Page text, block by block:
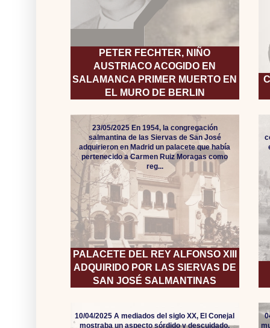
PETER FECHTER, NIÑO
AUSTRIACO ACOGIDO EN
SALAMANCA PRIMER MUERTO EN
EL MURO DE BERLIN
PALACETE DEL REY ALFONSO XIII
ADQUIRIDO POR LAS SIERVAS DE
SAN JOSÉ SALMANTINAS
23/05/2025 En 1954, la congregación
salmantina de las Siervas de San José
adquirieron en Madrid un palacete que había
pertenecido a Carmen Ruiz Moragas como
reg...
10/04/2025 A mediados del siglo XX, El Conejal
mostraba un aspecto sórdido y descuidado,